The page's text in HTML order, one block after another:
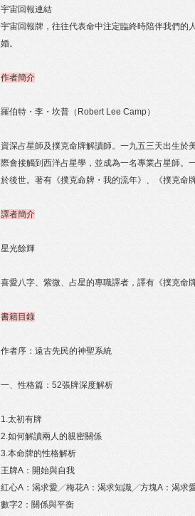
宇宙回報連結
宇宙回報牌，往往代表命中注定臨終時陪伴我們的
婚。
作者簡介
羅伯特・李・坎普（Robert Lee Camp）
資深占星師及撲克命牌解讀師。一九五三天出生
際會接觸到西洋占星學，並成為一名專業占星師
於後世。著有《撲克命牌・我的流年》、《撲克命
譯者簡介
星光餘輝
喜愛八字、紫微、占星的專職譯者，譯有《撲克命
書籍目錄
作者序：遠古先民的神聖系統
一、性格篇：52張牌深度解析
1.太初有牌
2.如何解讀兩人的親密關係
3.本命牌的性格解析
王牌A：開始與自我
紅心A：渴求愛╱梅花A：渴求知識╱方塊A：渴求
數字2：關係與平衡